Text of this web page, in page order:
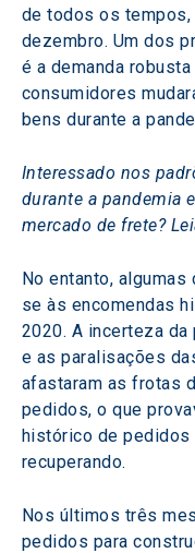
de todos os
dezembro. Um dos
é a demanda
consumidores
bens durante a
Interessado nos
durante a pandemia
mercado de frete?
No entanto,
se às encomendas
2020. A incerteza da
e as paralisações
afastaram as frotas
pedidos, o que
histórico de pedidos
recuperando.
Nos últimos três
pedidos para